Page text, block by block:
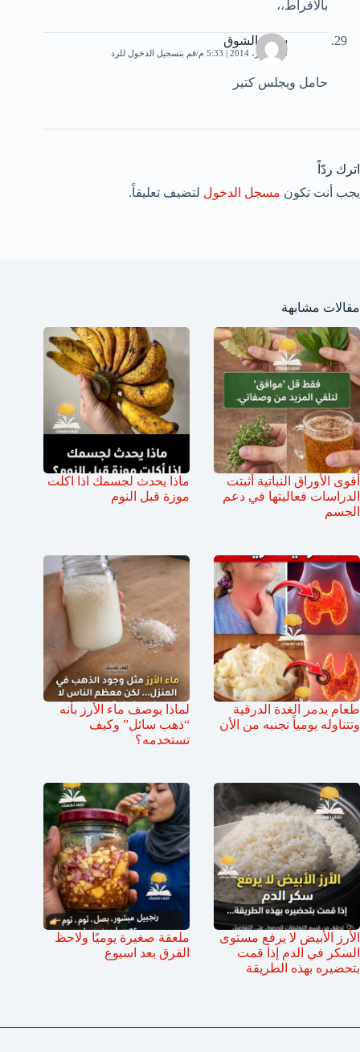
بالافراط،،
شوق الشوق
25 أكتوبر، 2014 | 5:33 م قم بتسجيل الدخول للرد
حامل ويجلس كتير
اترك ردّاً
يجب أنت تكون مسجل الدخول لتضيف تعليقاً.
مقالات مشابهة
أقوى الأوراق النباتية أثبتت
الدراسات فعاليتها في دعم
الجسم
ماذا يحدث لجسمك اذا اكلت
موزة قبل النوم
طعام يدمر الغدة الدرقية
وتتناوله يومياً تجنبه من الأن
لماذا يوصف ماء الأرز بأنه
“ذهب سائل” وكيف
تستخدمه؟
الأرز الأبيض لا يرفع مستوى
السكر في الدم إذا قمت
بتحضيره بهذه الطريقة
ملعقة صغيرة يوميًا ولاحظ
الفرق بعد اسبوع